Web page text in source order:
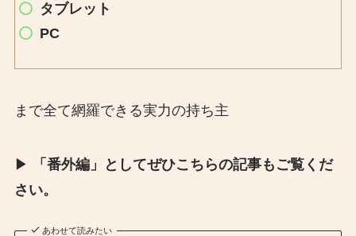
タブレット
PC
まで全て網羅できる実力の持ち主
▶︎
「番外編」としてぜひこちらの記事もご覧くだ
さい。
あわせて読みたい